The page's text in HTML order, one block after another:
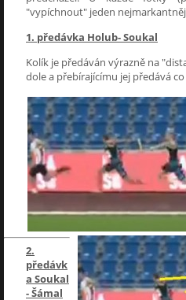
"vypíchnout" jeden
1. předávka Holub- Soukal
Kolík je předáván výrazně na
dole a přebírajícímu jej předává
2.
předávk
a Soukal
- Šámal